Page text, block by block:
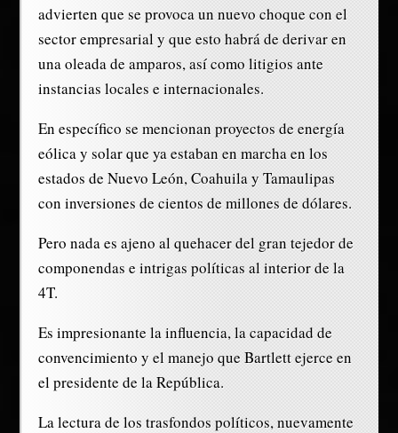
advierten que se provoca un nuevo choque con el
sector empresarial y que esto habrá de derivar en
una oleada de amparos, así como litigios ante
instancias locales e internacionales.
En específico se mencionan proyectos de energía
eólica y solar que ya estaban en marcha en los
estados de Nuevo León, Coahuila y Tamaulipas
con inversiones de cientos de millones de dólares.
Pero nada es ajeno al quehacer del gran tejedor de
componendas e intrigas políticas al interior de la
4T.
Es impresionante la influencia, la capacidad de
convencimiento y el manejo que Bartlett ejerce en
el presidente de la República.
La lectura de los trasfondos políticos, nuevamente